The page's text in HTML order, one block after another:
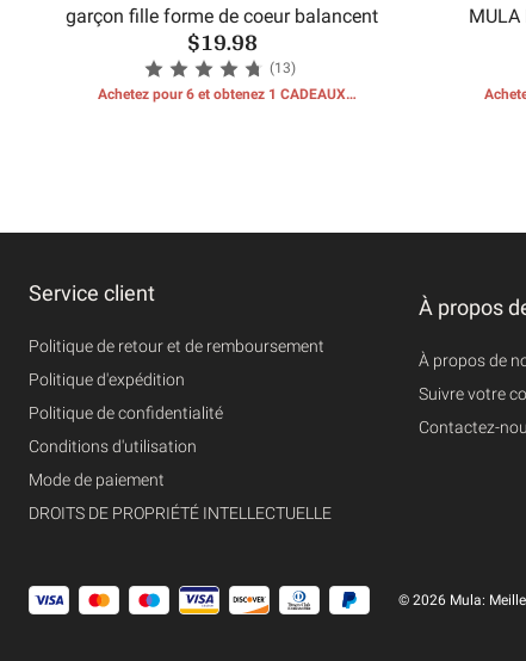
garçon fille forme de coeur balancent
$19.98
(13)
Achetez pour 6 et obtenez 1 CADEAUX
MULA
Service client
Politique de retour et de remboursement
Politique d'expédition
Politique de confidentialité
Conditions d'utilisation
Mode de paiement
DROITS DE PROPRIÉTÉ INTELLECTUELLE
À propos
À propos de
Suivre votre
Contactez-
© 2026 Mula: